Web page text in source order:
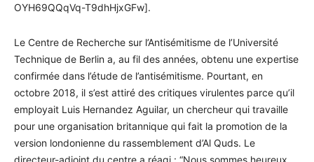
OYH69QQqVq-T9dhHjxGFw].
Le Centre de Recherche sur l’Antisémitisme de l’Université
Technique de Berlin a, au fil des années, obtenu une expertise
confirmée dans l’étude de l’antisémitisme. Pourtant, en
octobre 2018, il s’est attiré des critiques virulentes parce qu’il
employait Luis Hernandez Aguilar, un chercheur qui travaille
pour une organisation britannique qui fait la promotion de la
version londonienne du rassemblement d’Al Quds. Le
directeur-adjoint du centre a réagi : “Nous sommes heureux